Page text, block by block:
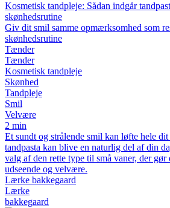
Kosmetisk tandpleje: Sådan indgår
skønhedsrutine
Giv dit smil samme opmærksomhed som
skønhedsrutine
Tænder
Tænder
Kosmetisk tandpleje
Skønhed
Tandpleje
Smil
Velvære
2 min
Et sundt og strålende smil kan løfte hele
tandpasta kan blive en naturlig del af din
valg af den rette type til små vaner, der
udseende og velvære.
Lærke bakkegaard
Lærke
bakkegaard